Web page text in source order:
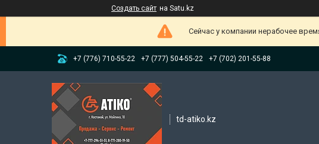
Создать сайт на Satu.kz
Сейчас у компании нерабочее
+7 (776) 710-55-22 +7 (777) 504-55-22 +7 (702) 201-55-88
td-atiko.kz